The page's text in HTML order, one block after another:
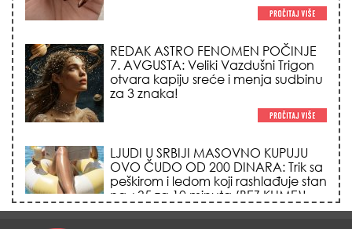
REDAK ASTRO FENOMEN POČINJE
7. AVGUSTA: Veliki Vazdušni Trigon
otvara kapiju sreće i menja sudbinu
za 3 znaka!
LJUDI U SRBIJI MASOVNO KUPUJU
OVO ČUDO OD 200 DINARA: Trik sa
peškirom i ledom koji rashlađuje stan
na +35 za 10 minuta (BEZ KLIME)!